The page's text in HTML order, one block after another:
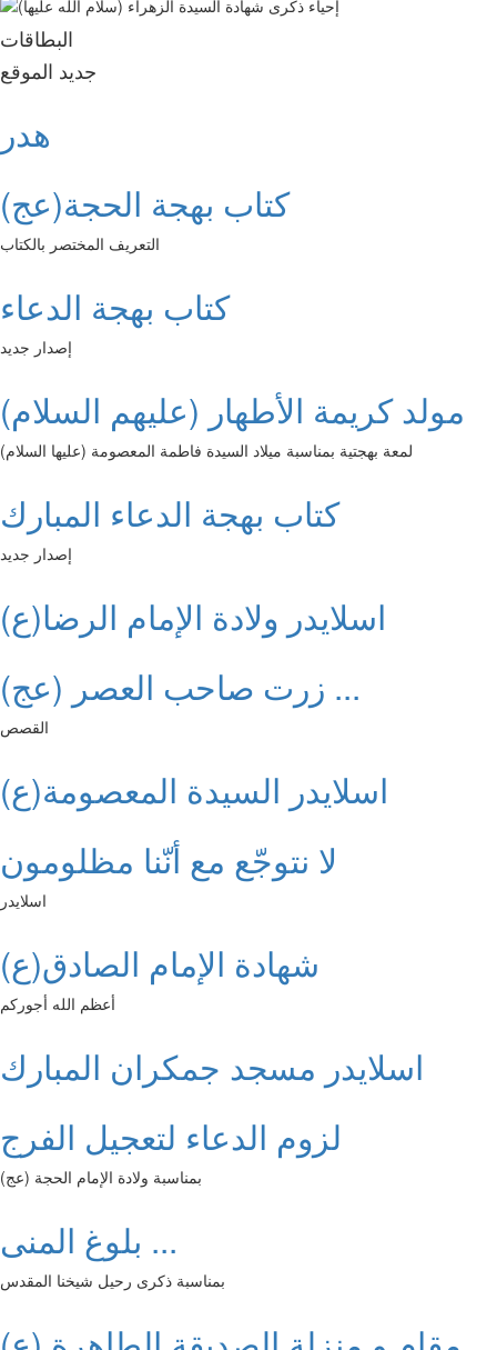
البطاقات
جديد الموقع
هدر
كتاب بهجة الحجة(عج)
التعريف المختصر بالكتاب
كتاب بهجة الدعاء
إصدار جديد
مولد كريمة الأطهار (عليهم السلام)
لمعة بهجتية بمناسبة ميلاد السيدة فاطمة المعصومة (عليها السلام)
كتاب بهجة الدعاء المبارك
إصدار جديد
اسلايدر ولادة الإمام الرضا(ع)
زرت صاحب العصر (عج) ...
القصص
اسلايدر السيدة المعصومة(ع)
لا نتوجّع مع أنّنا مظلومون
اسلايدر
شهادة الإمام الصادق(ع)
أعظم الله أجوركم
اسلايدر مسجد جمكران المبارك
لزوم الدعاء لتعجيل الفرج
بمناسبة ولادة الإمام الحجة (عج)
بلوغ المنى ...
بمناسبة ذكرى رحيل شيخنا المقدس